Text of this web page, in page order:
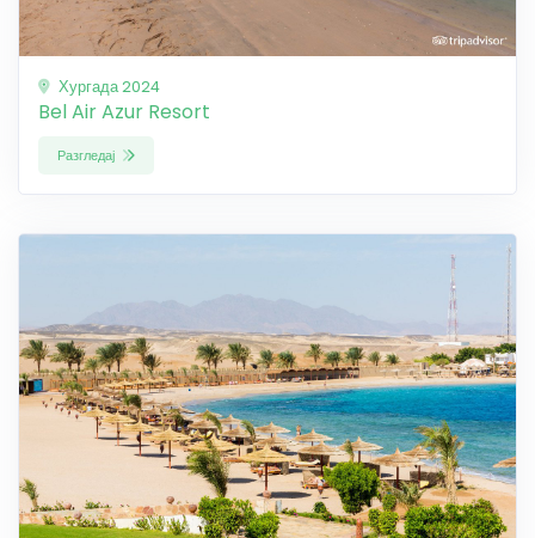
Хургада 2024
Bel Air Azur Resort
Разгледај